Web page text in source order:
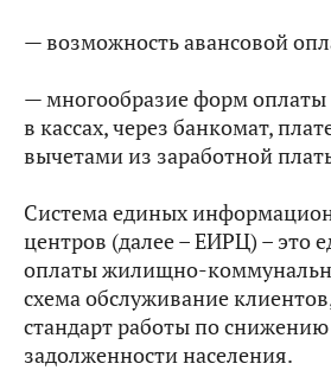
— возможность авансовой
— многообразие форм
в кассах, через банкомат,
вычетами из заработной
Система единых
центров (далее – ЕИРЦ) – это
оплаты жилищно-
схема обслуживание
стандарт работы по
задолженности населения.